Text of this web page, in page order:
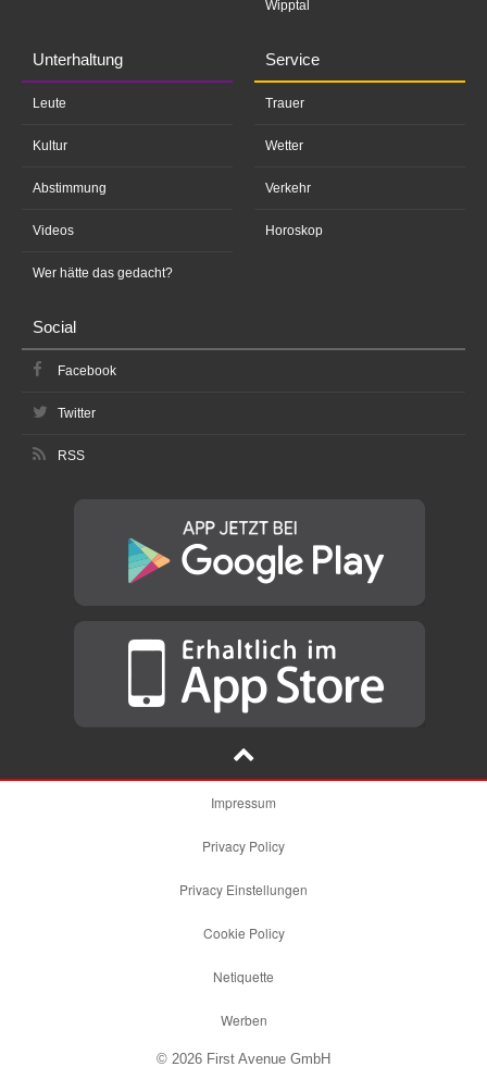
Wipptal
Unterhaltung
Leute
Kultur
Abstimmung
Videos
Wer hätte das gedacht?
Service
Trauer
Wetter
Verkehr
Horoskop
Social
Facebook
Twitter
RSS
Impressum
Privacy Policy
Privacy Einstellungen
Cookie Policy
Netiquette
Werben
© 2026 First Avenue GmbH